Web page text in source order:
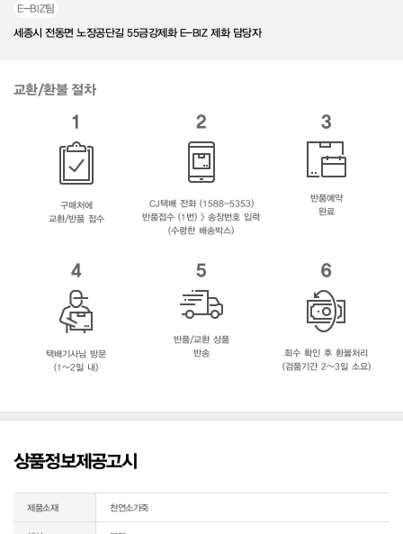
E-BIZ팀
세종시 전동면 노장공단길 55금강제화 E-BIZ 제화 담당자
교환/환불 절차
1
구매처에
교환/반품 접수
2
CJ택배 전화 (1588-5353)
반품접수 (1번) > 송장번호 입력
(수령한 배송박스)
3
반품예약
완료
4
택배기사님 방문
(1~2일 내)
5
반품/교환 상품
반송
6
회수 확인 후 환불처리
(검품기간 2~3일 소요)
상품정보제공고시
제품소재 천연소가죽